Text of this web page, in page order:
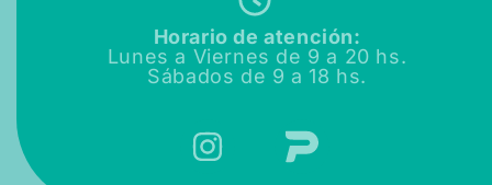
Horario de atención:
Lunes a Viernes de 9 a 20 hs.
Sábados de 9 a 18 hs.